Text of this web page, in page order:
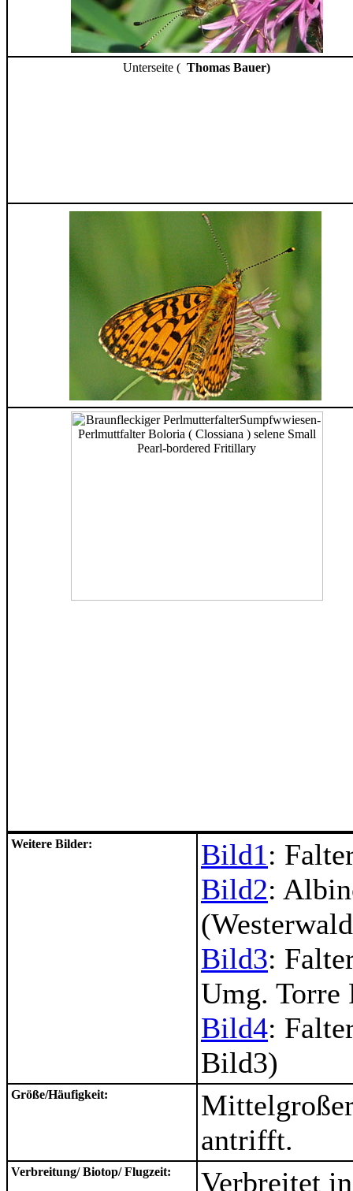
Unterseite ( Thomas Bauer)
Weitere Bilder: Bild1:
Bild2:
Bild3:
Umg. Torre
Bild4:
Bild3)
Größe/Häufigkeit:
antrifft.
Verbreitung/ Biotop/ Flugzeit:
Verbreitet